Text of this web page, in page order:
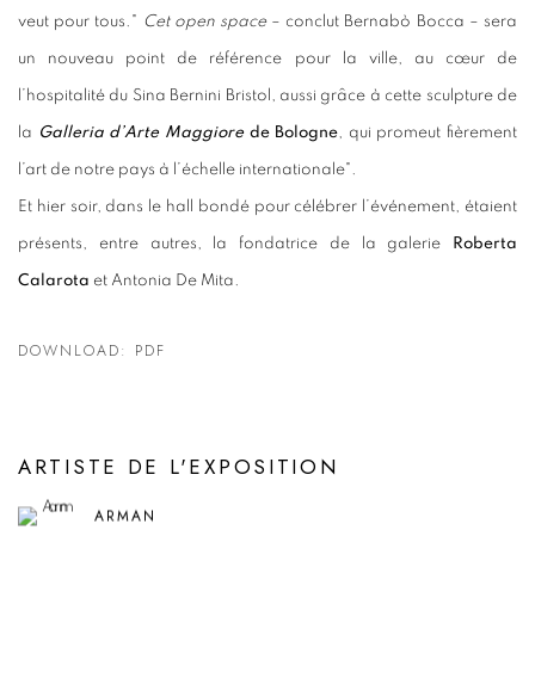
veut pour tous." Cet open space– conclut Bernabò Bocca – sera
un nouveau point de référence pour la ville, au cœur de
l’hospitalité du Sina Bernini Bristol, aussi grâce à cette sculpture de
la Galleria d’Arte Maggiorede Bologne, qui promeut fièrement
l’art de notre pays à l’échelle internationale".
Et hier soir, dans le hall bondé pour célébrer l’événement, étaient
présents, entre autres, la fondatrice de la galerie Roberta
Calarota et Antonia De Mita.
DOWNLOAD: PDF
ARTISTE DE L'EXPOSITION
ARMAN